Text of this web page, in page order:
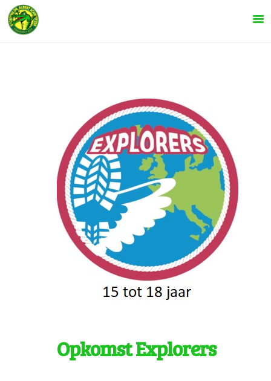
SPELTAKKEN
KOM KIJKEN!
LEIDING
AGENDA
NIEUWS
CONTACT
ONZE EVENEMENTEN
Opkomst Explorers